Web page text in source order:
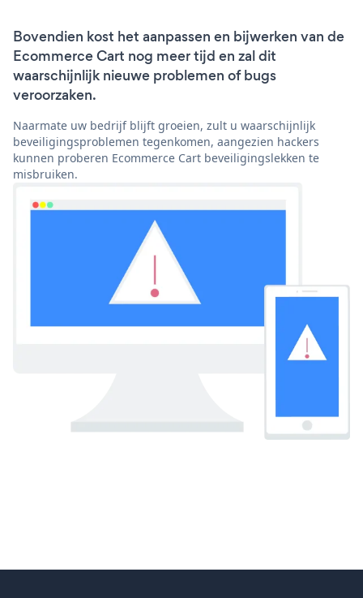
Bovendien kost het aanpassen en bijwerken van de
Ecommerce Cart nog meer tijd en zal dit
waarschijnlijk nieuwe problemen of bugs
veroorzaken.
Naarmate uw bedrijf blijft groeien, zult u waarschijnlijk
beveiligingsproblemen tegenkomen, aangezien hackers
kunnen proberen Ecommerce Cart beveiligingslekken te
misbruiken.